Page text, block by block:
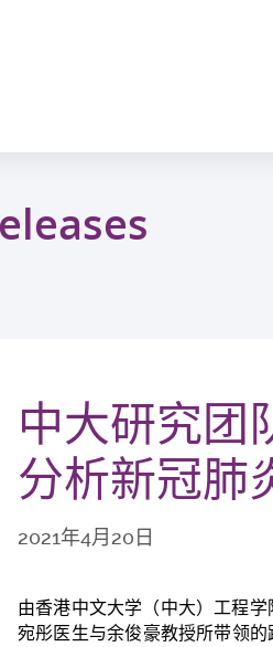
中大研究团
分析新冠肺
2021年4月20日
由香港中文大学（中大）工程
宛彤医生与余俊豪教授所带领